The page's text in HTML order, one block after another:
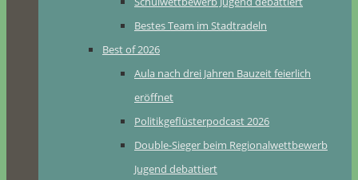
Bestes Team im Stadtradeln
Best of 2026
Aula nach drei Jahren Bauzeit feierlich
eröffnet
Politikgeflüsterpodcast 2026
Double-Sieger beim Regionalwettbewerb
Jugend debattiert